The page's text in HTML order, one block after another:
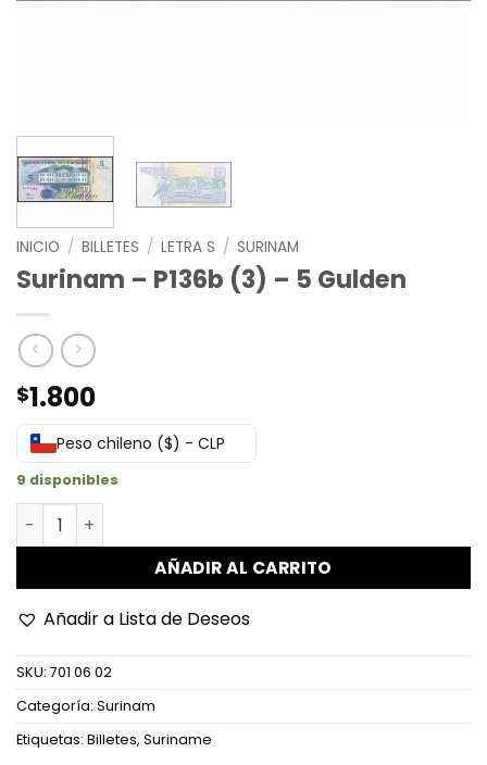
INICIO / BILLETES / LETRA S / SURINAM
Surinam – P136b (3) – 5 Gulden
$1.800
Peso chileno ($) - CLP
9 disponibles
Surinam - P136b (3) - 5 Gulden cantidad
AÑADIR AL CARRITO
Añadir a Lista de Deseos
SKU: 701 06 02
Categoría: Surinam
Etiquetas: Billetes, Suriname